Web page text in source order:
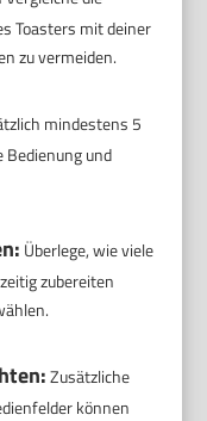
Toasters mit deiner
zu vermeiden.
mindestens 5
Bedienung und
Überlege, wie viele
zubereiten
Zusätzliche
können